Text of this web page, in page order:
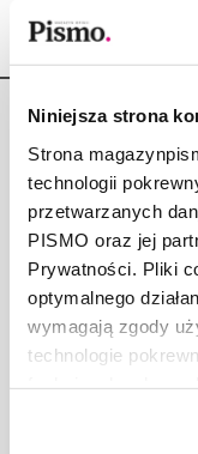
Niniejsza strona
Strona
technologii
przetwarzanych
PISMO oraz jej
Prywatności. Pliki
optymalnego
wymagają zgody
technologie
dobrowolną zgodę
Copyright © Fundacja
O „PIŚMIE”
ABOUT PISMO
FACT-